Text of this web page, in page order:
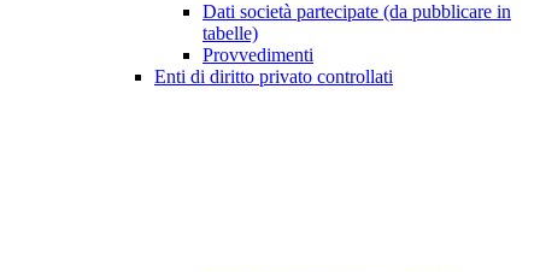
Dati società partecipate (da pubblicare in
tabelle)
Provvedimenti
Enti di diritto privato controllati